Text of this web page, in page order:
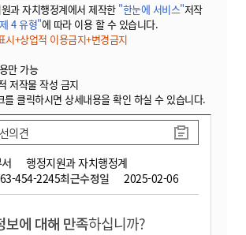
과 자치행정계에서 제작한 "한눈에 서비스"저작
4 유형"에 따라 이용 할 수 있습니다.
시+상업적 이용금지+변경금지
만 가능
저작물 작성 금지
클릭하시면 상세내용을 확인 하실 수 있습니다.
행정지원과 자치행정계
454-2245최근수정일 2025-02-06
의견
보에 대해 만족하십니까?